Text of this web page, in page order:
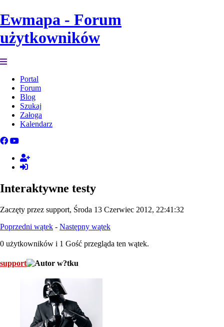
Ewmapa - Forum
użytkowników
Portal
Forum
Blog
Szukaj
Załoga
Kalendarz
Interaktywne testy
Zaczęty przez support, Środa 13 Czerwiec 2012, 22:41:32
Poprzedni wątek - Następny wątek
0 użytkowników i 1 Gość przegląda ten wątek.
support